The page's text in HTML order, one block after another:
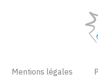
Mentions légales